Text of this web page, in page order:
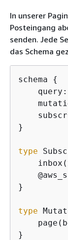
In unserer
Posteingang
senden. Jede
das Schema
schema {
}
type
}
type
}